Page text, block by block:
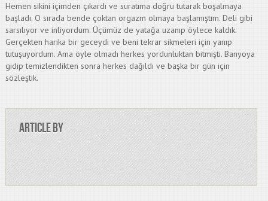
Hemen sikini içimden çıkardı ve suratıma doğru tutarak boşalmaya
başladı. O sırada bende çoktan orgazm olmaya başlamıştım. Deli gibi
sarsılıyor ve inliyordum. Üçümüz de yatağa uzanıp öylece kaldık.
Gerçekten harika bir geceydi ve beni tekrar sikmeleri için yanıp
tutuşuyordum. Ama öyle olmadı herkes yordunluktan bitmişti. Banyoya
gidip temizlendikten sonra herkes dağıldı ve başka bir gün için
sözleştik.
Article by